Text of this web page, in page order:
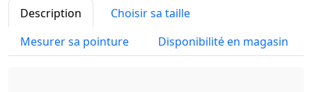
Description
Choisir sa taille
Mesurer sa pointure
Disponibilité en magasin